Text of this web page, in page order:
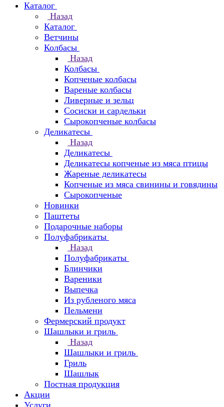
Каталог
Назад
Каталог
Ветчины
Колбасы
Назад
Колбасы
Копченые колбасы
Вареные колбасы
Ливерные и зельц
Сосиски и сардельки
Сырокопченые колбасы
Деликатесы
Назад
Деликатесы
Деликатесы копченые из мяса птицы
Жареные деликатесы
Копченые из мяса свинины и говядины
Сырокопченые
Новинки
Паштеты
Подарочные наборы
Полуфабрикаты
Назад
Полуфабрикаты
Блинчики
Вареники
Выпечка
Из рубленого мяса
Пельмени
Фермерский продукт
Шашлыки и гриль
Назад
Шашлыки и гриль
Гриль
Шашлык
Постная продукция
Акции
Услуги